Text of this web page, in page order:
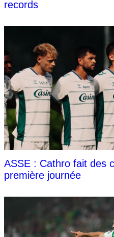
records
ASSE : Cathro fait des
première journée